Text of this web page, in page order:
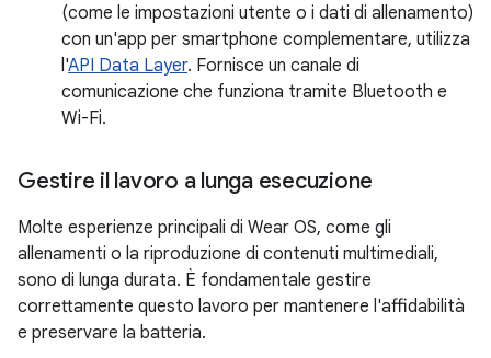
(come le impostazioni utente o i dati di allenamento)
con un'app per smartphone complementare, utilizza
l'API Data Layer. Fornisce un canale di
comunicazione che funziona tramite Bluetooth e
Wi-Fi.
Gestire il lavoro a lunga esecuzione
Molte esperienze principali di Wear OS, come gli
allenamenti o la riproduzione di contenuti multimediali,
sono di lunga durata. È fondamentale gestire
correttamente questo lavoro per mantenere l'affidabilità
e preservare la batteria.